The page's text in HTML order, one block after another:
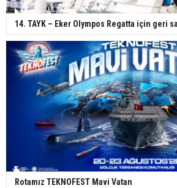
14. TAYK – Eker Olympos Regatta için geri
Rotamız TEKNOFEST Mavi Vatan